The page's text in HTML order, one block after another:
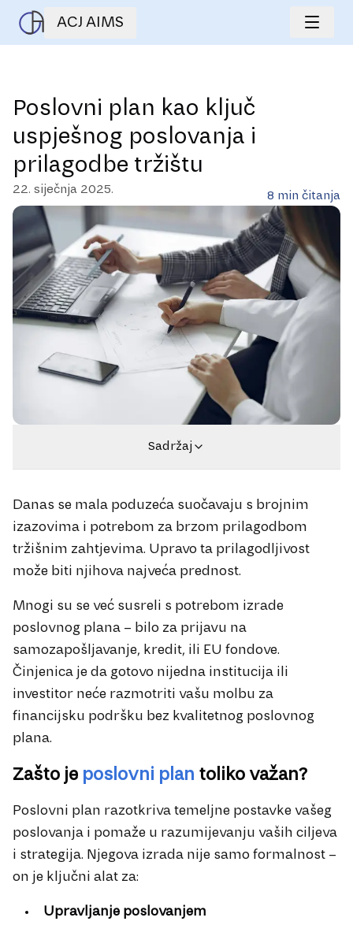
ACJ AIMS
Poslovni plan kao ključ
uspješnog poslovanja i
prilagodbe tržištu
22. siječnja 2025. 8 min čitanja
Sadržaj
Danas se mala poduzeća suočavaju s brojnim
izazovima i potrebom za brzom prilagodbom
tržišnim zahtjevima. Upravo ta prilagodljivost
može biti njihova najveća prednost.
Mnogi su se već susreli s potrebom izrade
poslovnog plana – bilo za prijavu na
samozapošljavanje, kredit, ili EU fondove.
Činjenica je da gotovo nijedna institucija ili
investitor neće razmotriti vašu molbu za
financijsku podršku bez kvalitetnog poslovnog
plana.
Zašto je poslovni plan toliko važan?
Poslovni plan razotkriva temeljne postavke vašeg
poslovanja i pomaže u razumijevanju vaših ciljeva
i strategija. Njegova izrada nije samo formalnost –
on je ključni alat za:
Upravljanje poslovanjem